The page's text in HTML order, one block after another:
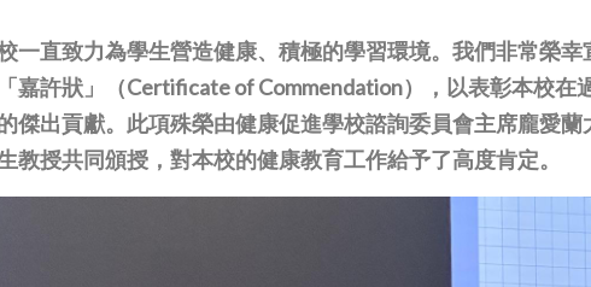
一直致力為學生營造健康、積極的學習環境。我們非常榮
嘉許狀」（Certificate of Commendation），以表彰本校在
傑出貢獻。此項殊榮由健康促進學校諮詢委員會主席龐愛
教授共同頒授，對本校的健康教育工作給予了高度肯定。